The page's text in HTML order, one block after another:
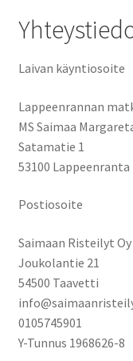
Laivan käyntiosoite
Lappeenrannan
MS Saimaa
Satamatie 1
53100 Lappeenranta
Postiosoite
Saimaan Risteilyt Oy
Joukolantie 21
54500 Taavetti
0105745901
Y-Tunnus 1968626-8